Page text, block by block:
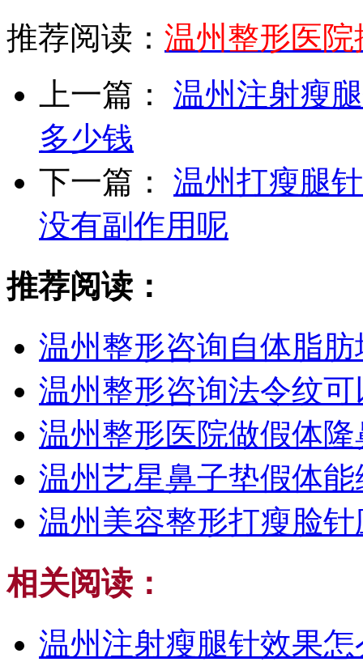
推荐阅读： 温州整形医院
上一篇：
温州注射瘦
多少钱
下一篇：
温州打瘦腿
没有副作用呢
推荐阅读：
温州整形咨询自体脂
温州整形咨询法令纹
温州整形医院做假体
温州艺星鼻子垫假体
温州美容整形打瘦脸
相关阅读：
温州注射瘦腿针效果怎